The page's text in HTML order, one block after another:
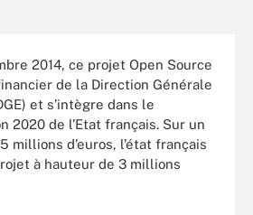
2014, ce projet Open Source
de la Direction Générale
et s’intègre dans le
2020 de l’Etat français. Sur un
millions d’euros, l’état français
à hauteur de 3 millions